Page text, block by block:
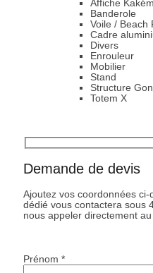
Affiche
Banderole
Voile / Beach
Cadre
Divers
Enrouleur
Mobilier
Stand
Structure
Totem X
Demande de devis
Ajoutez vos coordonnées
dédié vous contactera sous
nous appeler directement au
Prénom *